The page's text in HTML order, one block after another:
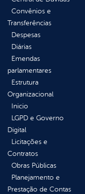
Convênios e
Transferências
Despesas
Diárias
Emendas
parlamentares
Estrutura
Organizacional
Inicio
LGPD e Governo
Digital
Licitações e
Contratos
Obras Públicas
Planejamento e
Prestação de Contas